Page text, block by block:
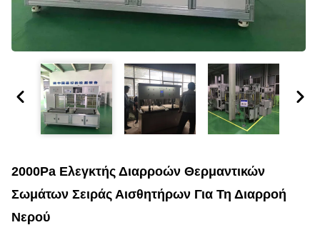
2000Pa Ελεγκτής Διαρροών Θερμαντικών
Σωμάτων Σειράς Αισθητήρων Για Τη Διαρροή
Νερού